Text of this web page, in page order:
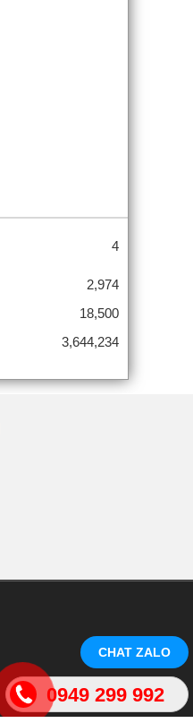
4
2,974
18,500
3,644,234
CHAT ZALO
0949 299 992